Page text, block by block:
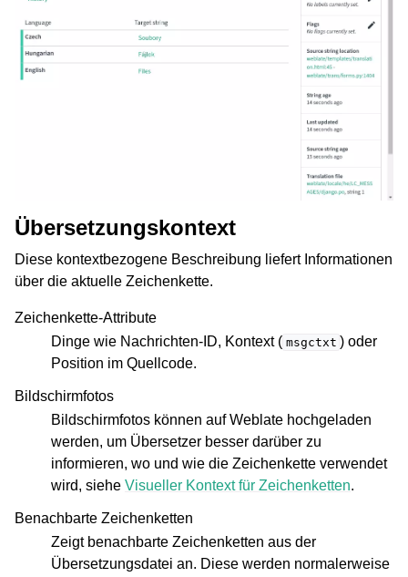
Übersetzungskontext
Diese kontextbezogene Beschreibung liefert Informationen
über die aktuelle Zeichenkette.
Zeichenkette-Attribute
Dinge wie Nachrichten-ID, Kontext ( msgctxt ) oder
Position im Quellcode.
Bildschirmfotos
Bildschirmfotos können auf Weblate hochgeladen
werden, um Übersetzer besser darüber zu
informieren, wo und wie die Zeichenkette verwendet
wird, siehe Visueller Kontext für Zeichenketten.
Benachbarte Zeichenketten
Zeigt benachbarte Zeichenketten aus der
Übersetzungsdatei an. Diese werden normalerweise